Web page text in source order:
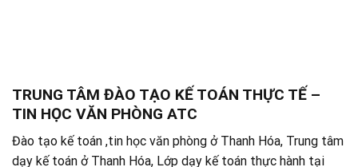
TRUNG TÂM ĐÀO TẠO KẾ TOÁN THỰC TẾ –
TIN HỌC VĂN PHÒNG ATC
Đào tạo kế toán ,tin học văn phòng ở Thanh Hóa, Trung tâm
dạy kế toán ở Thanh Hóa, Lớp dạy kế toán thực hành tại